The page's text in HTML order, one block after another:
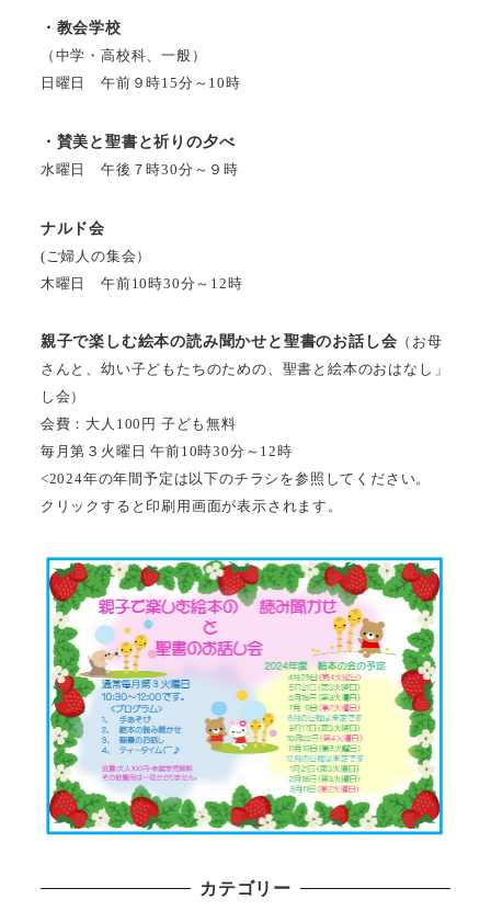
・教会学校
（中学・高校科、一般）
日曜日 午前９時15分～10時
・賛美と聖書と祈りの夕べ
水曜日 午後７時30分～９時
ナルド会
(ご婦人の集会）
木曜日 午前10時30分～12時
親子で楽しむ絵本の読み聞かせと聖書のお話し会 （お母
さんと、幼い子どもたちのための、聖書と絵本のおはなし」
し会）
会費：大人100円 子ども無料
毎月第３火曜日 午前10時30分～12時
<2024年の年間予定は以下のチラシを参照してください。
クリックすると印刷用画面が表示されます。
カテゴリー